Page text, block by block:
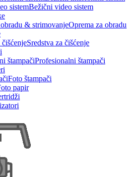
Bežični video sistem
Oprema za obradu
Sredstva za čišćenje
Profesionalni štampači
Foto štampači
papir